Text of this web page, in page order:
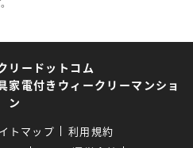
リードットコム
家電付きウィークリーマンショ
ン
トマップ
利用規約